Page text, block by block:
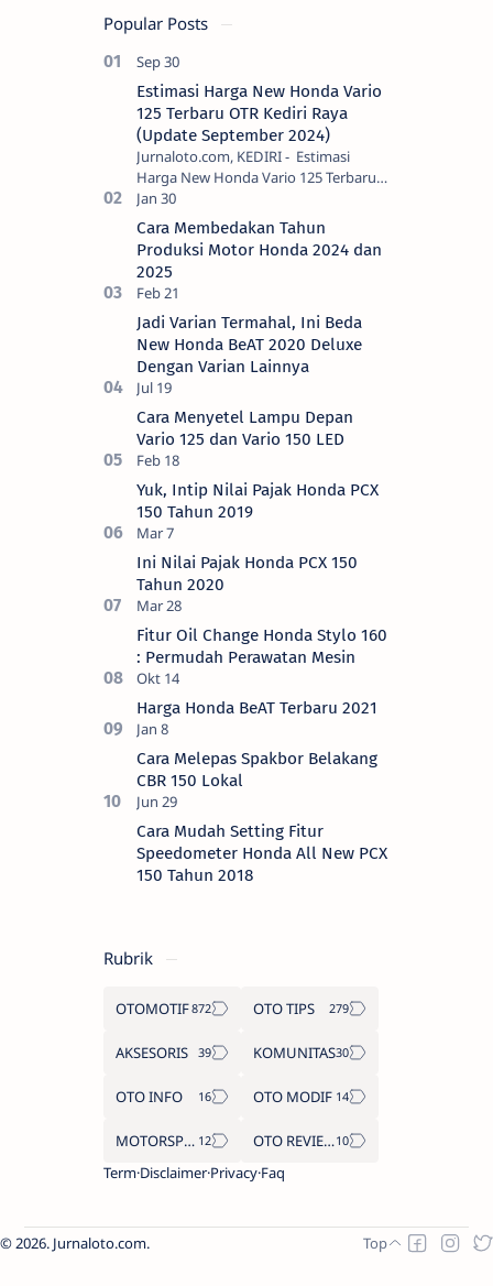
Popular Posts
Estimasi Harga New Honda Vario
125 Terbaru OTR Kediri Raya
(Update September 2024)
Jurnaloto.com, KEDIRI - Estimasi
Harga New Honda Vario 125 Terbaru
OTR Kediri Raya (Update September
2024) Brosis sekalian, PT Astra Honda
Motor (AH…
Cara Membedakan Tahun
Produksi Motor Honda 2024 dan
2025
Jadi Varian Termahal, Ini Beda
New Honda BeAT 2020 Deluxe
Dengan Varian Lainnya
Cara Menyetel Lampu Depan
Vario 125 dan Vario 150 LED
Yuk, Intip Nilai Pajak Honda PCX
150 Tahun 2019
Ini Nilai Pajak Honda PCX 150
Tahun 2020
Fitur Oil Change Honda Stylo 160
: Permudah Perawatan Mesin
Harga Honda BeAT Terbaru 2021
Cara Melepas Spakbor Belakang
CBR 150 Lokal
Cara Mudah Setting Fitur
Speedometer Honda All New PCX
150 Tahun 2018
Rubrik
OTOMOTIF OTO TIPS
AKSESORIS KOMUNITAS
OTO INFO OTO MODIF
MOTORSPORT
OTO REVIEW
Term Disclaimer Privacy Faq
2026. Jurnaloto.com.